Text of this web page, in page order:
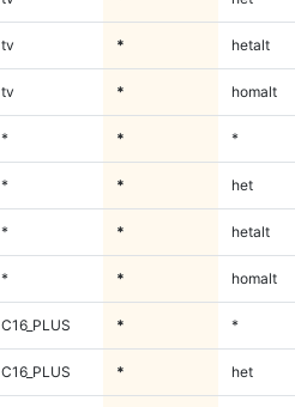
tv * hetalt
tv * homalt
* * *
* * het
* * hetalt
* * homalt
C16_PLUS * *
C16_PLUS * het